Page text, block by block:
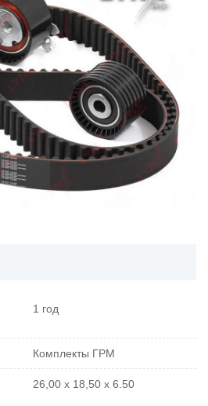
1 год
Комплекты ГРМ
26,00 x 18,50 x 6.50